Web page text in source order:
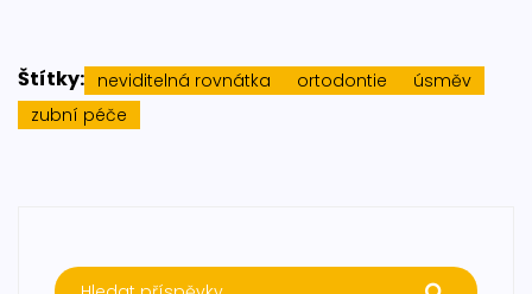
Štítky: neviditelná rovnátka ortodontie
úsměv
zubní péče